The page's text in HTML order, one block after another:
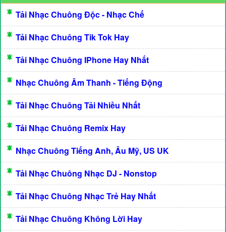
Tải Nhạc Chuông Độc - Nhạc Chế
Tải Nhạc Chuông Tik Tok Hay
Tải Nhạc Chuông IPhone Hay Nhất
Nhạc Chuông Âm Thanh - Tiếng Động
Tải Nhạc Chuông Tải Nhiều Nhất
Tải Nhạc Chuông Remix Hay
Nhạc Chuông Tiếng Anh, Âu Mỹ, US UK
Tải Nhạc Chuông Nhạc DJ - Nonstop
Tải Nhạc Chuông Nhạc Trẻ Hay Nhất
Tải Nhạc Chuông Không Lời Hay